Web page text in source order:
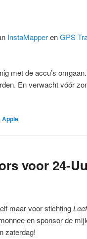
InstaMapperenGPS
met de accu’s
En verwacht vóór
,Apple
voor 24-
maar voor stichting
en sponsor de
zaterdag!